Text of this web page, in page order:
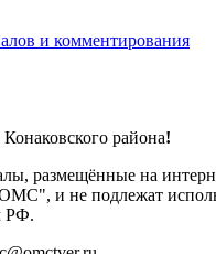
и комментирования
района!
размещённые на
и не подлежат
РФ.